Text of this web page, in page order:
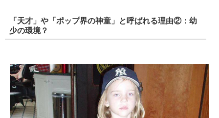
「天才」や「ポップ界の神童」と呼ばれる理由②：幼
少の環境？